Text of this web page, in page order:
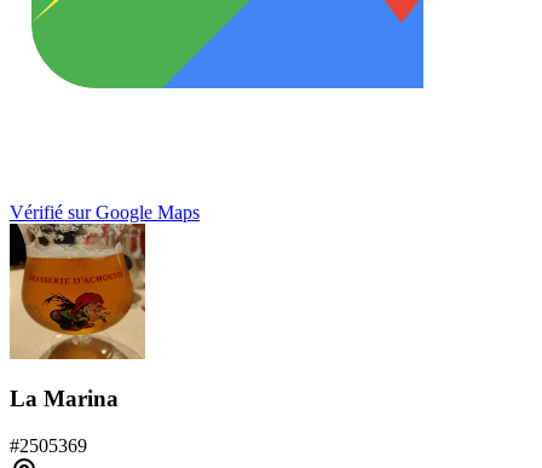
Vérifié sur Google Maps
La Marina
#2505369